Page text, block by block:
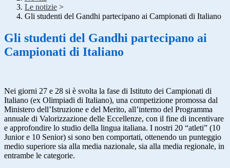
Le notizie >
Gli studenti del Gandhi partecipano ai Campionati di Italiano
Gli studenti del Gandhi partecipano ai
Campionati di Italiano
Nei giorni 27 e 28 si è svolta la fase di Istituto dei Campionati di
Italiano (ex Olimpiadi di Italiano), una competizione promossa dal
Ministero dell’Istruzione e del Merito, all’interno del Programma
annuale di Valorizzazione delle Eccellenze, con il fine di incentivare
e approfondire lo studio della lingua italiana. I nostri 20 “atleti” (10
Junior e 10 Senior) si sono ben comportati, ottenendo un punteggio
medio superiore sia alla media nazionale, sia alla media regionale, in
entrambe le categorie.